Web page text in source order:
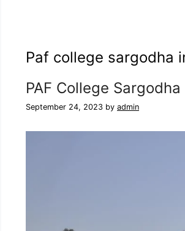
Paf college sargodha
PAF College
September 24, 2023 by admin